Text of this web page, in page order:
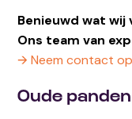
Benieuwd wat wij
Ons team van
🡪 Neem contact op
Oude